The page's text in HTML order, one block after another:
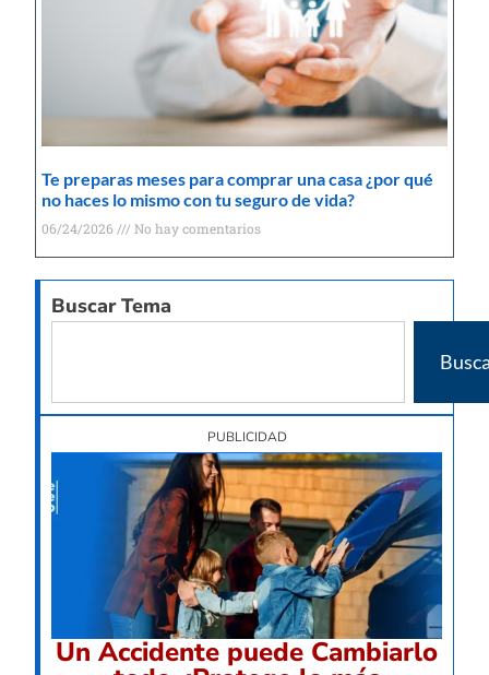
Te preparas meses para comprar una casa ¿por qué
no haces lo mismo con tu seguro de vida?
06/24/2026 No hay comentarios
Buscar Tema
PUBLICIDAD
Un Accidente puede Cambiarlo